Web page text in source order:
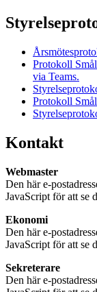
Protokoll
via Teams.
Protokoll
Kontakt
Webmaster
Den här e-
JavaScript för att se
Ekonomi
Den här e-
JavaScript för att se
Sekreterare
Den här e-